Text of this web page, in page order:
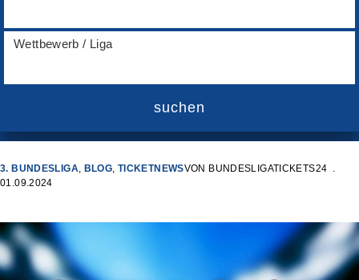
Wettbewerb / Liga
suchen
3. BUNDESLIGA, BLOG, TICKETNEWSVON BUNDESLIGATICKETS24
01.09.2024